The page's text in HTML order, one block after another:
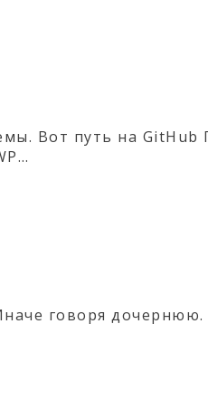
Вот путь на GitHub
говоря